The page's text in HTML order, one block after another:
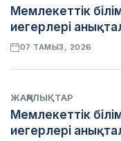
Мемлекеттік
иегерлері
07 ТАМЫЗ, 2026
ЖАҢАЛЫҚТАР
Мемлекеттік
иегерлері